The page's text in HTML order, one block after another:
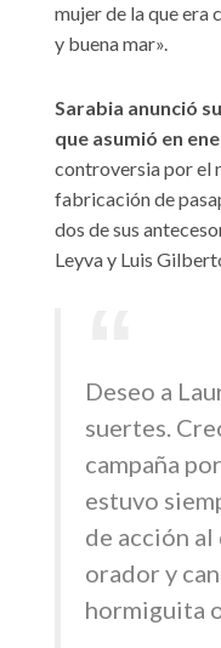
mujer de la que era
y buena mar».
Sarabia anunció
que asumió en
controversia por el
fabricación de
dos de sus
Leyva y Luis
Deseo a
suertes.
campaña
estuvo
de acción
orador y
hormiguita